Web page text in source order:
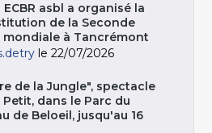
ECBR asbl a organisé la
de la Seconde
mondiale à Tancrémont
le 22/07/2026
de la Jungle", spectacle
Petit, dans le Parc du
de Beloeil, jusqu'au 16